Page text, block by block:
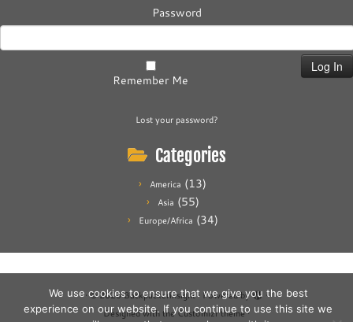
Password
Remember Me
Lost your password?
Categories
America (13)
Asia (55)
Europe/Africa (34)
·© 2026Backpackerinsight· Powered by
·
Designed with theCustomizr theme·
We use cookies to ensure that we give you the best
experience on our website. If you continue to use this site we